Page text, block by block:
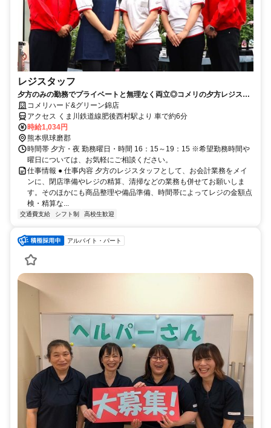
レジスタッフ
夕方のみの勤務でプライベートと無理なく両立◎コメリの夕方レジスタ
ッフ（アルバイト）求人
コメリハード&グリーン錦店
アクセス くま川鉄道線肥後西村駅より 車で約6分
時給1,034円
熊本県球磨郡
時間帯 夕方・夜 勤務曜日・時間 16：15～19：15 ※希望勤務時間や
曜日については、お気軽にご相談ください。
仕事情報 ● 仕事内容 夕方のレジスタッフとして、お会計業務をメイ
ンに、閉店準備やレジの精算、清掃などの業務も併せてお願いしま
す。そのほかにも商品整理や備品準備、時間帯によってレジの金額点
検・精算な...
交通費支給 シフト制 高校生歓迎
アルバイト・パート